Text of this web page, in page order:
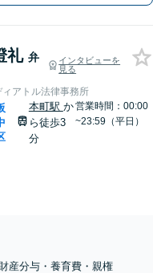
礼 弁
インタビューを
見る
ィアトル法律事務所
本町駅 か
ら徒歩3
分
営業時間：00:00
~23:59（平日）
産分与・養育費・親権